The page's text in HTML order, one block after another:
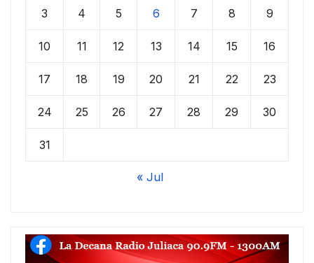
3 4 5 6 7 8 9
10 11 12 13 14 15 16
17 18 19 20 21 22 23
24 25 26 27 28 29 30
31
« Jul